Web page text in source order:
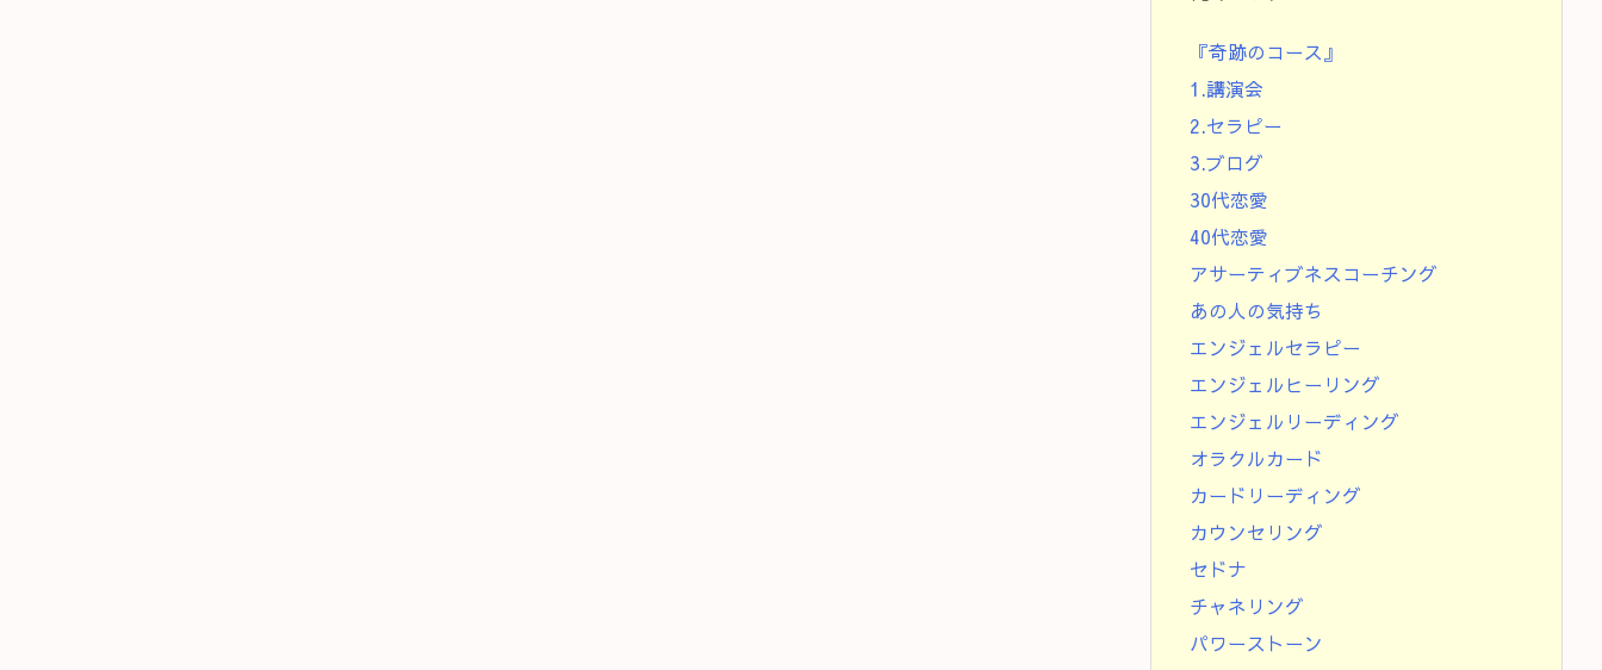
『奇跡のコース』
1.講演会
2.セラピー
3.ブログ
30代恋愛
40代恋愛
アサーティブネスコーチング
あの人の気持ち
エンジェルセラピー
エンジェルヒーリング
エンジェルリーディング
オラクルカード
カードリーディング
カウンセリング
セドナ
チャネリング
パワーストーン